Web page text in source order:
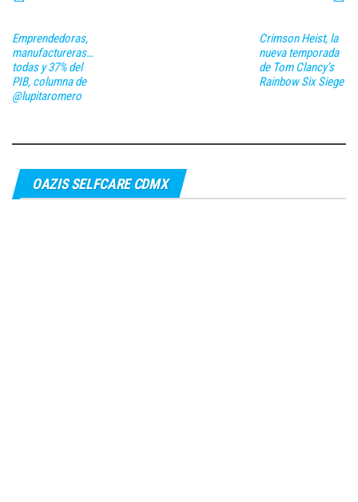
Emprendedoras,
manufactureras…
todas y 37% del
PIB, columna de
@lupitaromero
Crimson Heist, la
nueva temporada
de Tom Clancy’s
Rainbow Six Siege
OAZIS SELFCARE CDMX